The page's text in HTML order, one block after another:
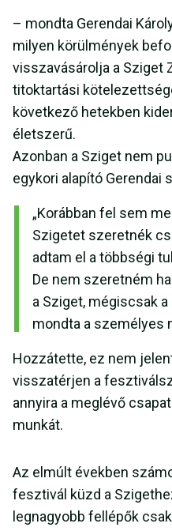
– mondta Gerendai
milyen körülmények
visszavásárolja a Sziget
titoktartási
következő hetekben
életszerű.
Azonban a Sziget nem
egykori alapító Gerendai
„Korábban fel sem
Szigetet szeretnék
adtam el a többségi
De nem szeretném
a Sziget, mégiscsak
mondta a személyes
Hozzátette, ez nem
visszatérjen a
annyira a meglévő
munkát.
Az elmúlt években
fesztivál küzd a
legnagyobb fellépők